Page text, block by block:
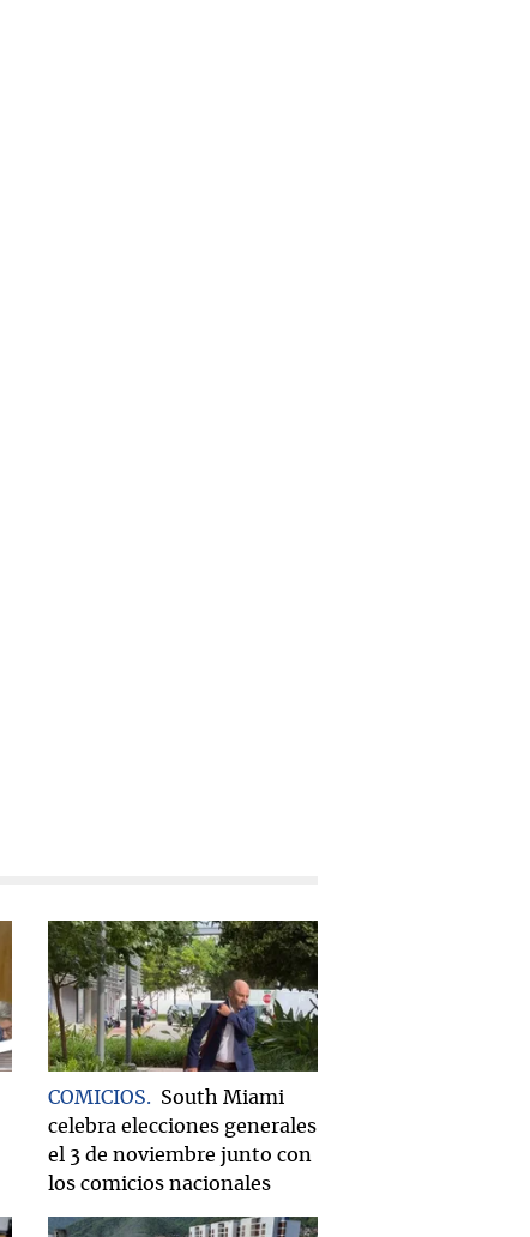
COMICIOS
South Miami
celebra elecciones generales
el 3 de noviembre junto con
los comicios nacionales